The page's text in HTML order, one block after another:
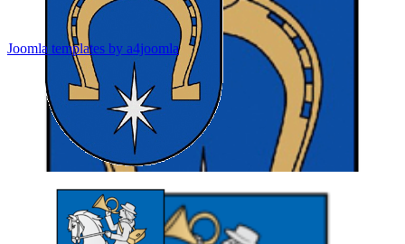
Joomla templates by a4joomla